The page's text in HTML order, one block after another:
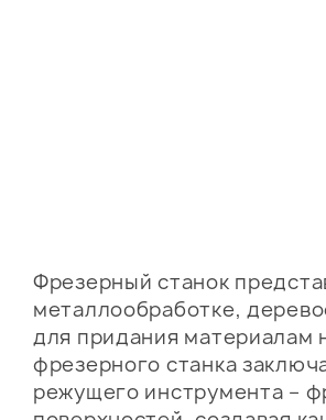
Фрезерный станок
металлообработке,
для придания
фрезерного станка
режущего инструмента –